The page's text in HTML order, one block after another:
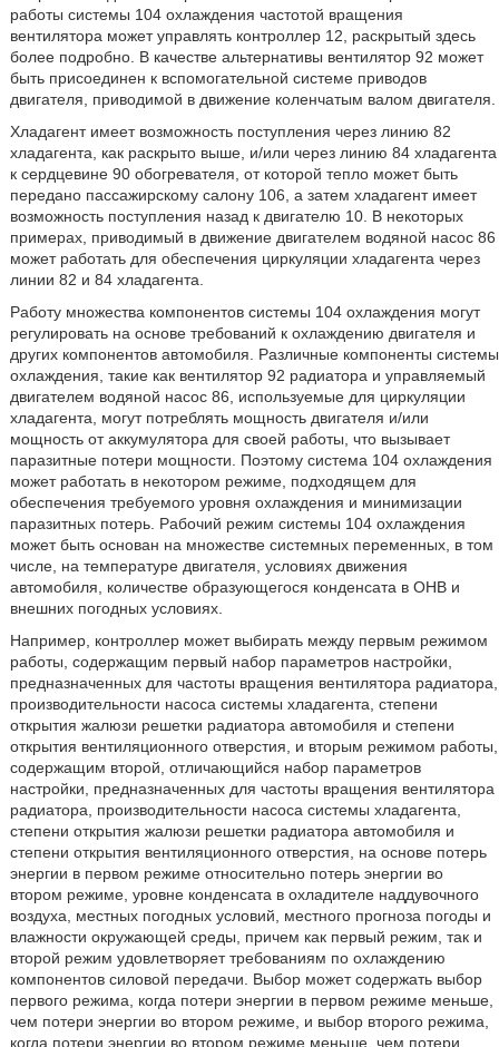
работы системы 104 охлаждения частотой вращения
вентилятора может управлять контроллер 12, раскрытый здесь
более подробно. В качестве альтернативы вентилятор 92 может
быть присоединен к вспомогательной системе приводов
двигателя, приводимой в движение коленчатым валом двигателя.
Хладагент имеет возможность поступления через линию 82
хладагента, как раскрыто выше, и/или через линию 84 хладагента
к сердцевине 90 обогревателя, от которой тепло может быть
передано пассажирскому салону 106, а затем хладагент имеет
возможность поступления назад к двигателю 10. В некоторых
примерах, приводимый в движение двигателем водяной насос 86
может работать для обеспечения циркуляции хладагента через
линии 82 и 84 хладагента.
Работу множества компонентов системы 104 охлаждения могут
регулировать на основе требований к охлаждению двигателя и
других компонентов автомобиля. Различные компоненты системы
охлаждения, такие как вентилятор 92 радиатора и управляемый
двигателем водяной насос 86, используемые для циркуляции
хладагента, могут потреблять мощность двигателя и/или
мощность от аккумулятора для своей работы, что вызывает
паразитные потери мощности. Поэтому система 104 охлаждения
может работать в некотором режиме, подходящем для
обеспечения требуемого уровня охлаждения и минимизации
паразитных потерь. Рабочий режим системы 104 охлаждения
может быть основан на множестве системных переменных, в том
числе, на температуре двигателя, условиях движения
автомобиля, количестве образующегося конденсата в ОНВ и
внешних погодных условиях.
Например, контроллер может выбирать между первым режимом
работы, содержащим первый набор параметров настройки,
предназначенных для частоты вращения вентилятора радиатора,
производительности насоса системы хладагента, степени
открытия жалюзи решетки радиатора автомобиля и степени
открытия вентиляционного отверстия, и вторым режимом работы,
содержащим второй, отличающийся набор параметров
настройки, предназначенных для частоты вращения вентилятора
радиатора, производительности насоса системы хладагента,
степени открытия жалюзи решетки радиатора автомобиля и
степени открытия вентиляционного отверстия, на основе потерь
энергии в первом режиме относительно потерь энергии во
втором режиме, уровне конденсата в охладителе наддувочного
воздуха, местных погодных условий, местного прогноза погоды и
влажности окружающей среды, причем как первый режим, так и
второй режим удовлетворяет требованиям по охлаждению
компонентов силовой передачи. Выбор может содержать выбор
первого режима, когда потери энергии в первом режиме меньше,
чем потери энергии во втором режиме, и выбор второго режима,
когда потери энергии во втором режиме меньше, чем потери